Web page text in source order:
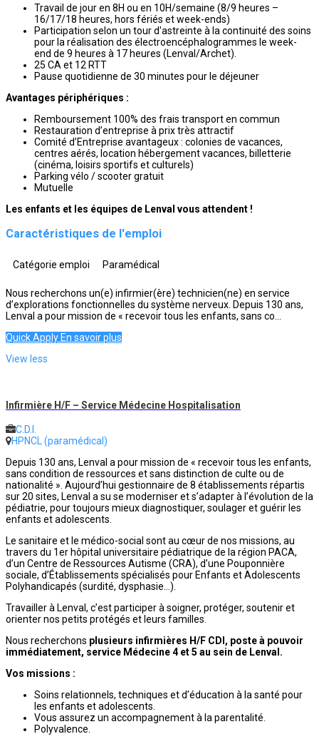
Travail de jour en 8H ou en 10H/semaine (8/9 heures –
16/17/18 heures, hors fériés et week-ends)
Participation selon un tour d'astreinte à la continuité des soins
pour la réalisation des électroencéphalogrammes le week-
end de 9 heures à 17 heures (Lenval/Archet).
25 CA et 12 RTT
Pause quotidienne de 30 minutes pour le déjeuner
Avantages périphériques :
Remboursement 100% des frais transport en commun
Restauration d’entreprise à prix très attractif
Comité d’Entreprise avantageux : colonies de vacances,
centres aérés, location hébergement vacances, billetterie
(cinéma, loisirs sportifs et culturels)
Parking vélo / scooter gratuit
Mutuelle
Les enfants et les équipes de Lenval vous attendent !
Caractéristiques de l'emploi
Catégorie emploi Paramédical
Nous recherchons un(e) infirmier(ère) technicien(ne) en service
d’explorations fonctionnelles du système nerveux. Depuis 130 ans,
Lenval a pour mission de « recevoir tous les enfants, sans co...
Quick Apply En savoir plus
View less
Infirmière H/F – Service Médecine Hospitalisation
C.D.I.
HPNCL (paramédical)
Depuis 130 ans, Lenval a pour mission de « recevoir tous les enfants,
sans condition de ressources et sans distinction de culte ou de
nationalité ». Aujourd’hui gestionnaire de 8 établissements répartis
sur 20 sites, Lenval a su se moderniser et s’adapter à l’évolution de la
pédiatrie, pour toujours mieux diagnostiquer, soulager et guérir les
enfants et adolescents.
Le sanitaire et le médico-social sont au cœur de nos missions, au
travers du 1er hôpital universitaire pédiatrique de la région PACA,
d’un Centre de Ressources Autisme (CRA), d’une Pouponnière
sociale, d’Établissements spécialisés pour Enfants et Adolescents
Polyhandicapés (surdité, dysphasie…).
Travailler à Lenval, c’est participer à soigner, protéger, soutenir et
orienter nos petits protégés et leurs familles.
Nous recherchons plusieurs infirmières H/F CDI, poste à pouvoir
immédiatement, service Médecine 4 et 5 au sein de Lenval.
Vos missions :
Soins relationnels, techniques et d’éducation à la santé pour
les enfants et adolescents.
Vous assurez un accompagnement à la parentalité.
Polyvalence.